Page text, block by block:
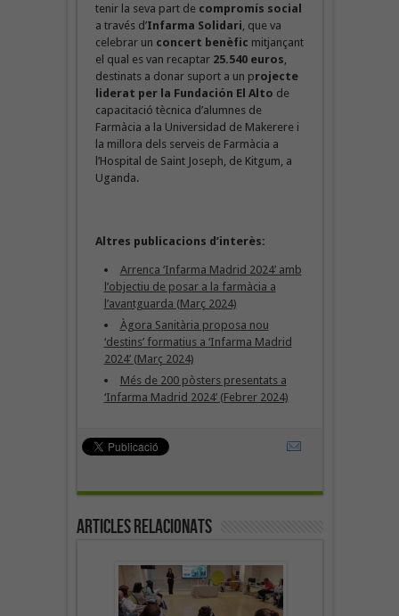
tenir la seva part de compromís social
a través d’Infarma Solidari, que va
celebrar un concert benèfic mitjançant
el qual es van recaptar 25.540 euros,
destinats a donar suport a un projecte
liderat per la Fundación El Alto de
capacitació tècnica d’alumnes de
Farmàcia a la Universidad de Makerere i
la millora dels serveis de Farmàcia a
l’Hospital de Saint Joseph, de Kitgum, a
Uganda.
Altres publicacions d’interès:
Arrenca ‘Infarma Madrid 2024’ amb
l’objectiu de posar a la farmàcia a
l’avantguarda (Març 2024)
Àgora Sanitària proposa nou
‘destins’ formatius a ‘Infarma Madrid
2024’ (Març 2024)
Més de 200 pòsters presentats a
‘Infarma Madrid 2024’ (Febrer 2024)
Articles Relacionats